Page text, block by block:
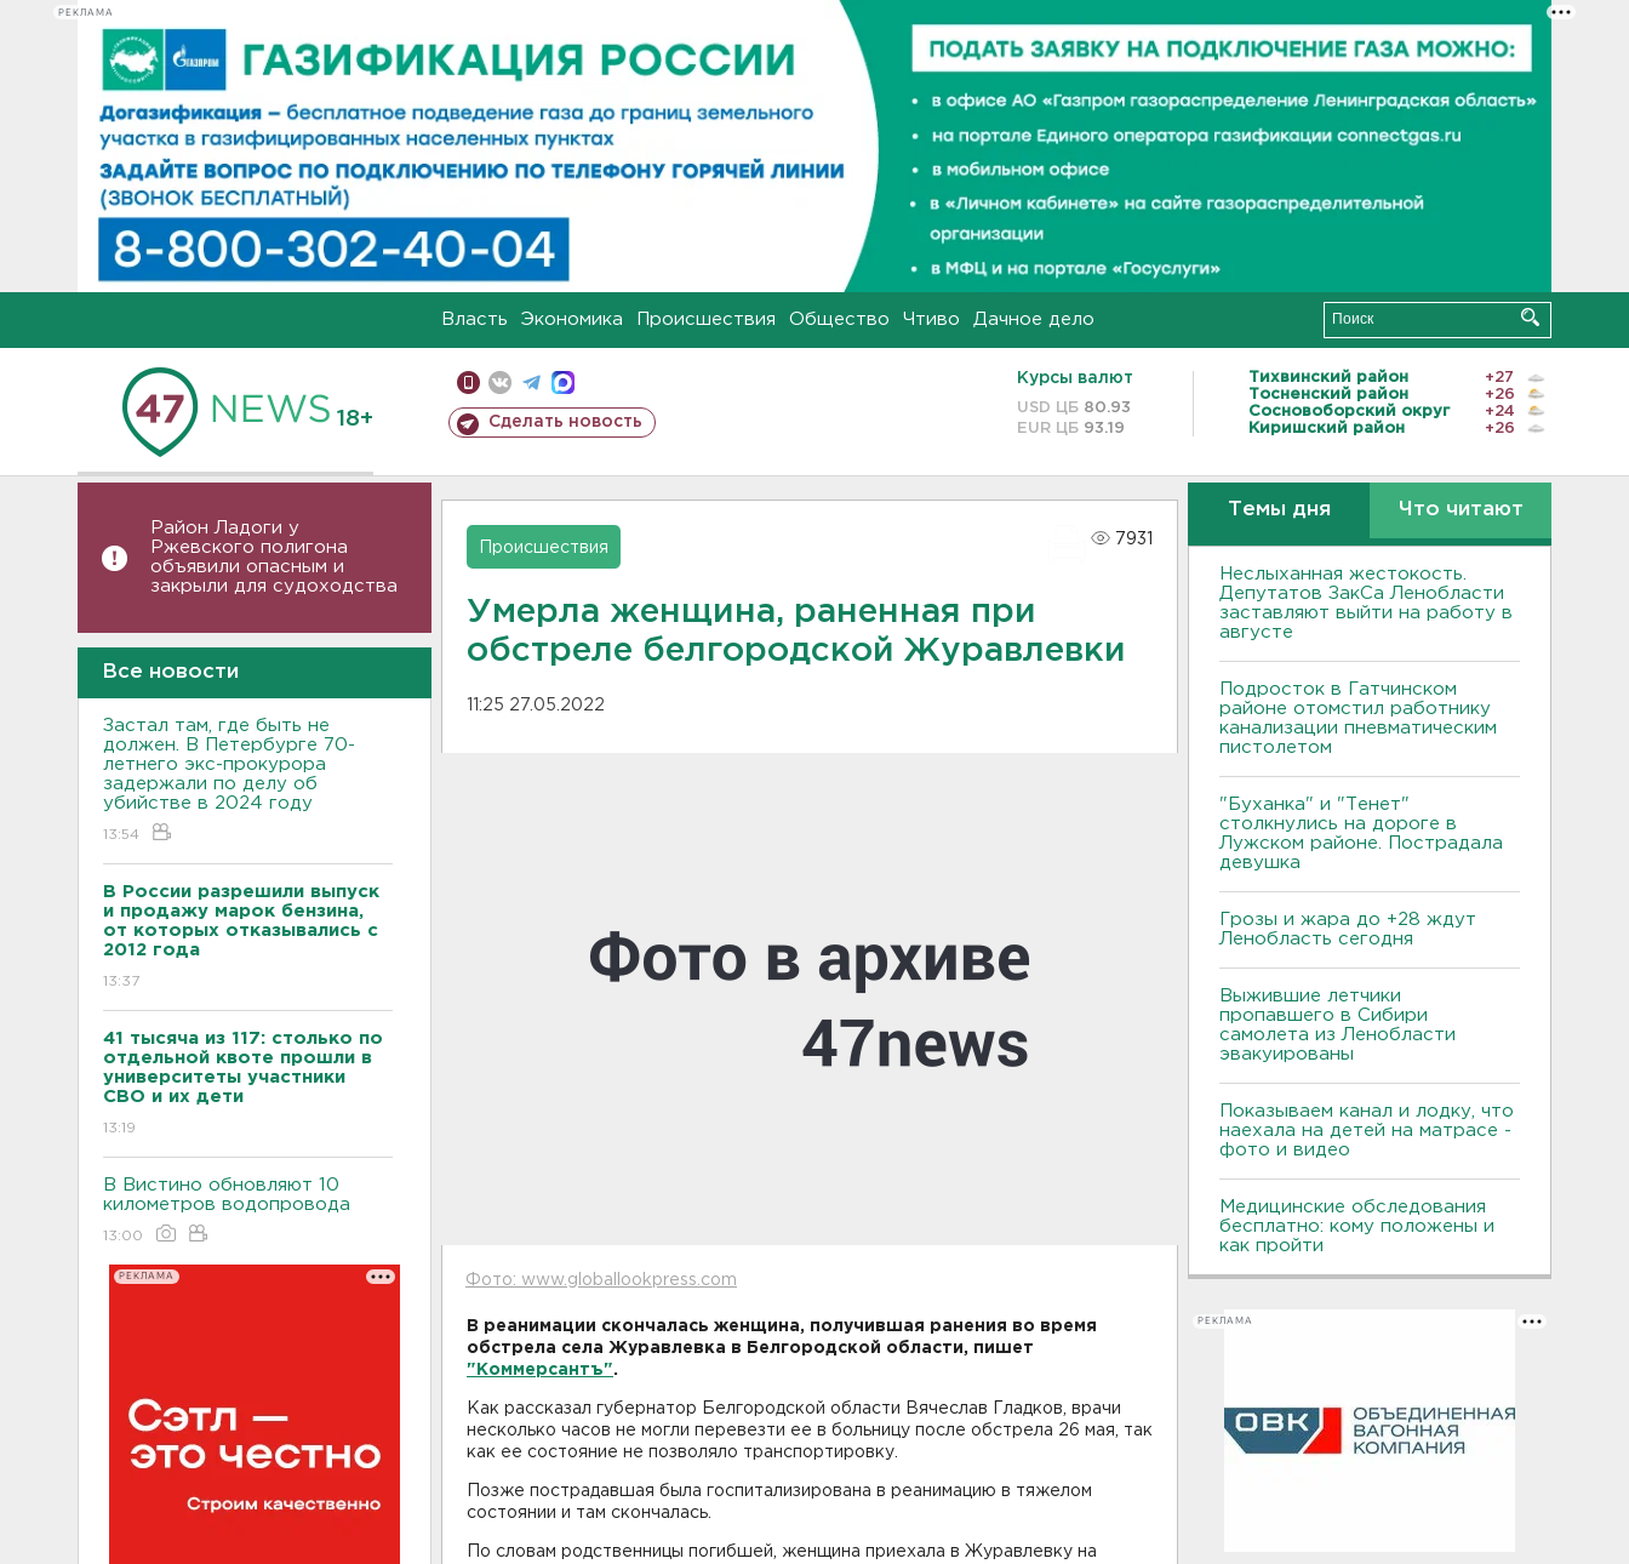
РЕКЛАМА
Власть Экономика Происшествия Общество Чтиво Дачное дело
18+ Сделать новость
Курсы валют
USD ЦБ 80.93
EUR ЦБ 93.19
Тихвинский район
+27
Тосненский район
+26
Сосновоборский округ
+24
Киришский район
+26
Район Ладоги у
Ржевского полигона
объявили опасным и
закрыли для судоходства
Все новости
Застал там, где быть не
должен. В Петербурге 70-
летнего экс-прокурора
задержали по делу об
убийстве в 2024 году
13:54
В России разрешили выпуск
и продажу марок бензина,
от которых отказывались с
2012 года
13:37
41 тысяча из 117: столько по
отдельной квоте прошли в
университеты участники
СВО и их дети
13:19
В Вистино обновляют 10
километров водопровода
13:00
РЕКЛАМА
Происшествия
7931
Умерла женщина, раненная при
обстреле белгородской Журавлевки
11:25 27.05.2022
Фото: www.globallookpress.com
В реанимации скончалась женщина, получившая ранения во время
обстрела села Журавлевка в Белгородской области, пишет
"Коммерсантъ".
Как рассказал губернатор Белгородской области Вячеслав Гладков, врачи
несколько часов не могли перевезти ее в больницу после обстрела 26 мая, так
как ее состояние не позволяло транспортировку.
Позже пострадавшая была госпитализирована в реанимацию в тяжелом
состоянии и там скончалась.
По словам родственницы погибшей, женщина приехала в Журавлевку на
Темы дня Что читают
Неслыханная жестокость.
Депутатов ЗакСа Ленобласти
заставляют выйти на работу в
августе
Подросток в Гатчинском
районе отомстил работнику
канализации пневматическим
пистолетом
"Буханка" и "Тенет"
столкнулись на дороге в
Лужском районе. Пострадала
девушка
Грозы и жара до +28 ждут
Ленобласть сегодня
Выжившие летчики
пропавшего в Сибири
самолета из Ленобласти
эвакуированы
Показываем канал и лодку, что
наехала на детей на матрасе -
фото и видео
Медицинские обследования
бесплатно: кому положены и
как пройти
РЕКЛАМА